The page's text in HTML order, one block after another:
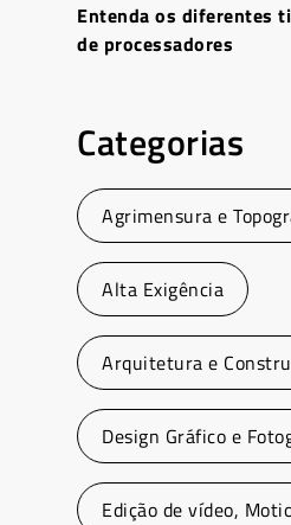
Entenda os diferentes
de processadores
Categorias
Agrimensura e
Alta Exigência
Arquitetura e
Design Gráfico e
Edição de vídeo,